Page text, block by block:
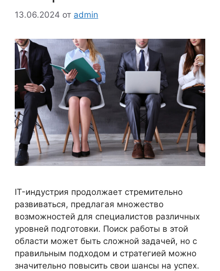
13.06.2024 от admin
IT-индустрия продолжает стремительно
развиваться, предлагая множество
возможностей для специалистов различных
уровней подготовки. Поиск работы в этой
области может быть сложной задачей, но с
правильным подходом и стратегией можно
значительно повысить свои шансы на успех.